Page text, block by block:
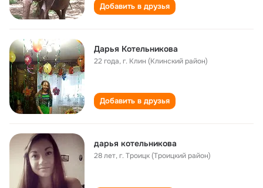
Добавить в друзья
Дарья Котельникова
22 года,г. Клин (Клинский район)
Добавить в друзья
дарья котельникова
28 лет,г. Троицк (Троицкий район)